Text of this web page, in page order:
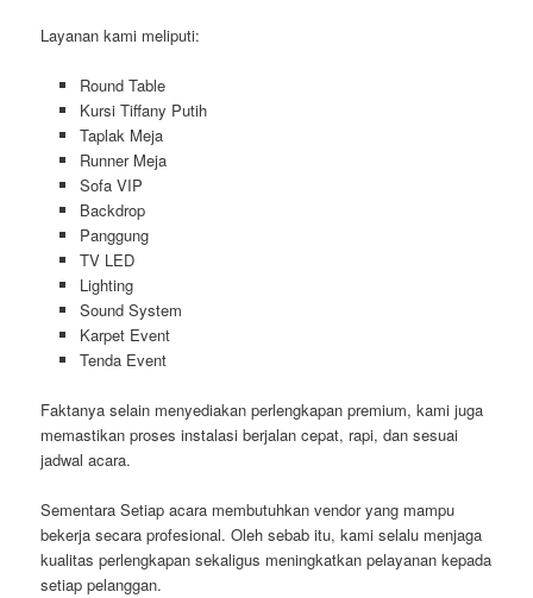
Layanan kami meliputi:
Round Table
Kursi Tiffany Putih
Taplak Meja
Runner Meja
Sofa VIP
Backdrop
Panggung
TV LED
Lighting
Sound System
Karpet Event
Tenda Event
Faktanya selain menyediakan perlengkapan premium, kami juga
memastikan proses instalasi berjalan cepat, rapi, dan sesuai
jadwal acara.
Sementara Setiap acara membutuhkan vendor yang mampu
bekerja secara profesional. Oleh sebab itu, kami selalu menjaga
kualitas perlengkapan sekaligus meningkatkan pelayanan kepada
setiap pelanggan.